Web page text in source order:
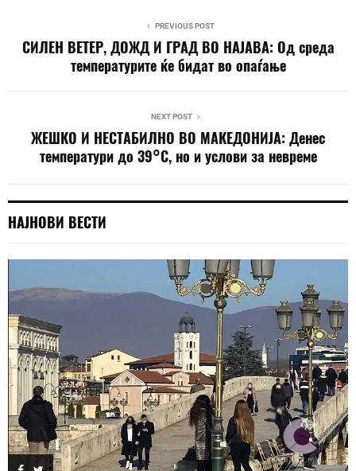
PREVIOUS POST
СИЛЕН ВЕТЕР, ДОЖД И ГРАД ВО НАЈАВА: Од среда
температурите ќе бидат во опаѓање
NEXT POST
ЖЕШКО И НЕСТАБИЛНО ВО МАКЕДОНИЈА: Денес
температури до 39°C, но и услови за невреме
НАЈНОВИ ВЕСТИ